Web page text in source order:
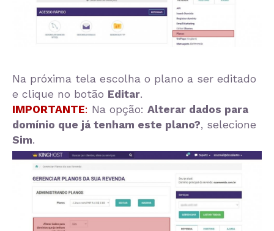
Na próxima tela escolha o plano a ser editado
e clique no botão Editar.
IMPORTANTE: Na opção: Alterar dados para
domínio que já tenham este plano?, selecione
Sim.